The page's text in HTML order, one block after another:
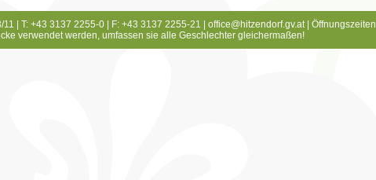
| T: +43 3137 2255-0 | F: +43 3137 2255-21 | office@hitzendorf.gv.at| Öffnungszeiten
verwendet werden, umfassen sie alle Geschlechter gleichermaßen!